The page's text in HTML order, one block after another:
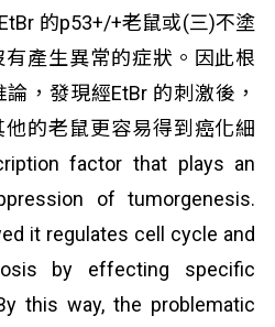
的p53+/+老鼠或(三)不塗
有產生異常的症狀。因此根
，發現經EtBr 的刺激後，
的老鼠更容易得到癌化細
factor that plays an
of tumorgenesis.
it regulates cell cycle and
by effecting specific
this way, the problematic